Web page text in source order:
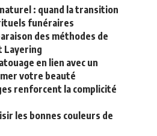
: quand la transition
funéraires
des méthodes de
Layering
en lien avec un
votre beauté
renforcent la complicité
les bonnes couleurs de